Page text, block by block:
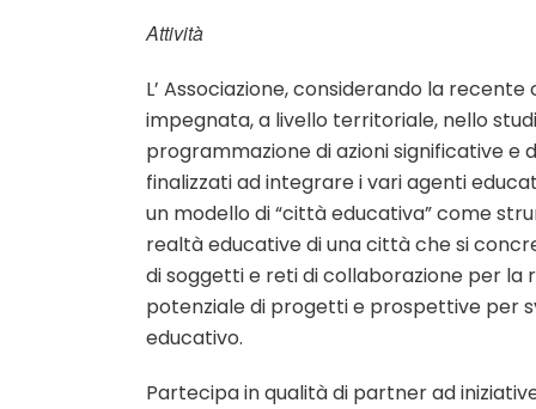
Attività
L’ Associazione, considerando la recente
impegnata, a livello territoriale, nello
programmazione di azioni significative e
finalizzati ad integrare i vari agenti
un modello di “città educativa” come
realtà educative di una città che si
di soggetti e reti di collaborazione per la
potenziale di progetti e prospettive per
educativo.
Partecipa in qualità di partner ad